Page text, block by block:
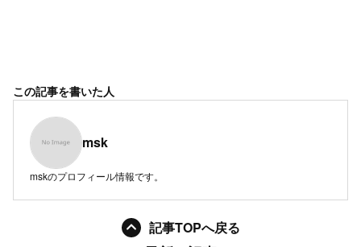
この記事を書いた人
msk
mskのプロフィール情報です。
記事TOPへ戻る